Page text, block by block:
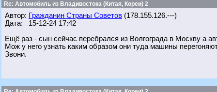
Re: Автомобиль из Владивостока (Китая, Кореи) 2
Автор: Гражданин Страны Советов (178.155.126.---)
Дата: 15-12-24 17:42
Ещё раз - сын сейчас перебрался из Волгограда в Москву а
Мож у него узнать каким образом они туда машины
Звони.